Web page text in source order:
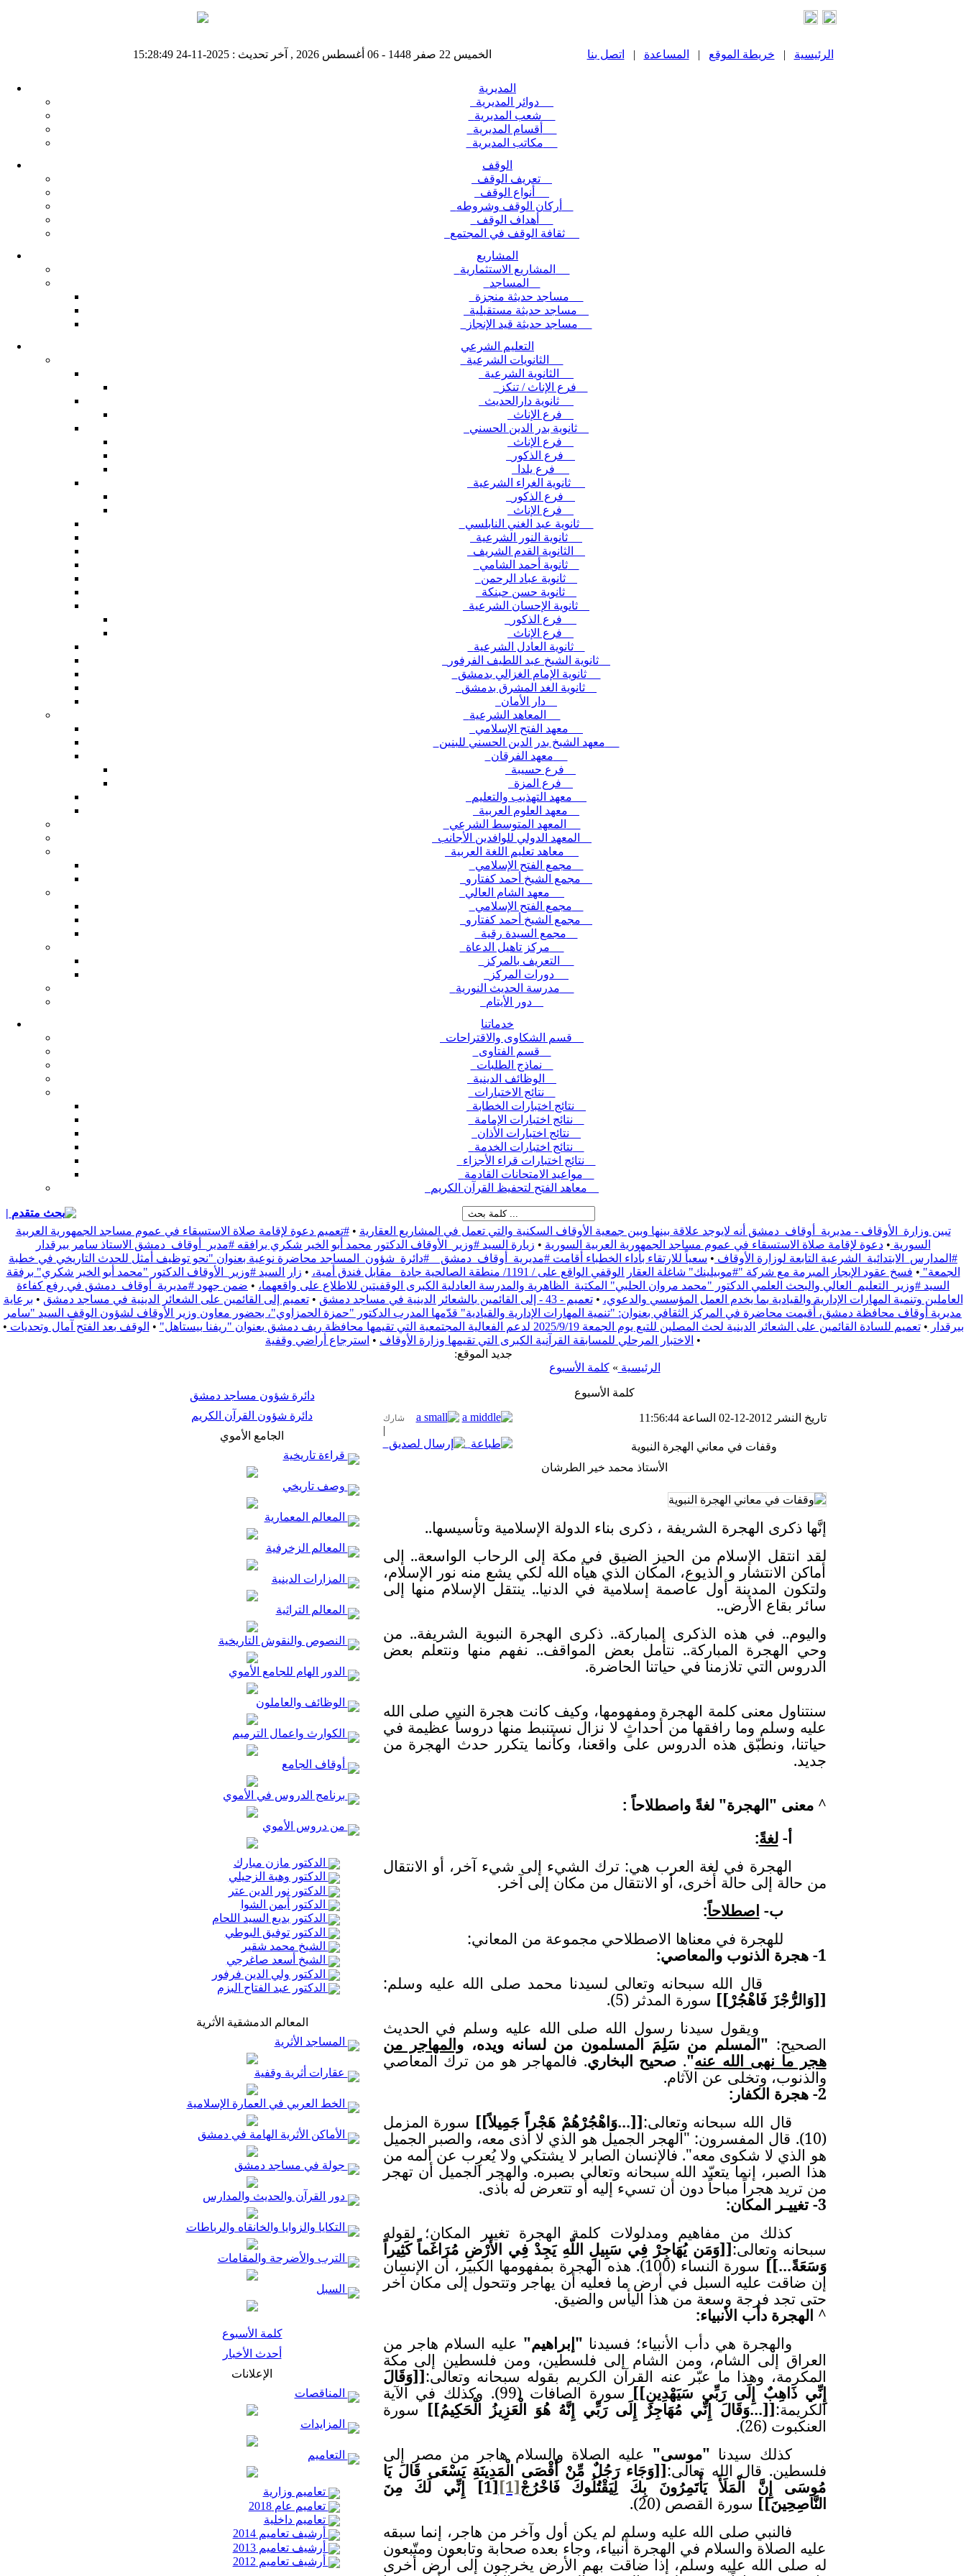
الخميس 22 صفر 1448 - 06 أغسطس 2026 , آخر تحديث : 2025-11-24 15:28:49 الرئيسية | خريطة الموقع | المساعدة | اتصل بنا
المديرية
الوقف
المشاريع
التعليم الشرعي
ثانوية عبد الغني النابلسي
ثانوية أحمد الشامي
ثانوية العادل الشرعية
ثانوية الإمام الغزالي بدمشق
خدماتنا
| بحث متقدم
تبين وزارة_الأوقاف - مديرية_أوقاف_دمشق أنه لايوجد علاقة بينها وبين جمعية الأوقاف السكنية والتي تعمل في المشاريع العقارية • #تعميم دعوة لإقامة صلاة الاستسقاء في عموم مساجد الجمهورية العربية
السورية • دعوة لإقامة صلاة الاستسقاء في عموم مساجد الجمهورية العربية السورية • زيارة السيد #وزير_الأوقاف الدكتور محمد أبو الخير شكري يرافقه #مدير_أوقاف_دمشق الاستاذ سامر بيرقدار
#المدارس_الابتدائية_الشرعية التابعة لوزارة الأوقاف • سعياً للارتقاء بأداء الخطباء أقامت #مديرية_أوقاف_دمشق _ #دائرة_شؤون_المساجد محاضرة نوعية بعنوان "نحو توظيف أمثل للحدث التاريخي في خطبة
الجمعة" • فسخ عقود الإيجار المبرمة مع شركة "#موبيلينك" شاغلة العقار الوقفي الواقع على / 1191/ منطقة الصالحية جادة_ مقابل فندق أمية، • زار السيد #وزير_الأوقاف الدكتور "محمد أبو الخير شكري" برفقة
السيد #وزير_التعليم_العالي والبحث العلمي الدكتور "محمد مروان الحلبي" المكتبة_الظاهرية والمدرسة العادلية الكبرى الوقفيتين للاطلاع على واقعهما، • ضمن جهود #مديرية_أوقاف_دمشق في رفع كفاءة
العاملين وتنمية المهارات الإدارية والقيادية بما يخدم العمل المؤسسي والدعوي، • تعميم - 43 - إلى القائمين بالشعائر الدينية في مساجد دمشق • تعميم إلى القائمين على الشعائر الدينية في مساجد دمشق • برعاية
مديرية أوقاف محافظة دمشق، أُقيمت محاضرة في المركز الثقافي بعنوان: "تنمية المهارات الإدارية والقيادية" قدّمها المدرب الدكتور "حمزة الحمزاوي"، بحضور معاون وزير الأوقاف لشؤون الوقف السيد "سامر
بيرقدار • تعميم للسادة القائمين على الشعائر الدينية لحث المصلين للتبع يوم الجمعة 2025/9/19 لدعم الفعالية المجتمعية التي تقيمها محافظة ريف دمشق بعنوان "ريفنا بيستاهل" • الوقف بعد الفتح آمال وتحديات •
الاختبار المرحلي للمسابقة القرآنية الكبرى التي تقيمها وزارة الأوقاف • استرجاع أراضي وقفية
•
:جديد الموقع
دائرة شؤون مساجد دمشق
دائرة شؤون القرآن الكريم
الجامع الأموي
قراءة تاريخية
وصف تاريخي
المعالم المعمارية
المعالم الزخرفية
المزارات الدينية
المعالم التراثية
النصوص والنقوش التاريخية
الدور الهام للجامع الأموي
الوظائف والعاملون
الكوارث واعمال الترميم
أوقاف الجامع
برنامج الدروس في الأموي
من دروس الأموي
الدكتور مازن مبارك
الدكتور وهبة الزحيلي
الدكتور نور الدين عتر
الدكتور أيمن الشوا
الدكتور بديع السيد اللحام
الدكتور توفيق البوطي
الشيخ محمد شقير
الشيخ أسعد صاغرجي
الدكتور ولي الدين فرفور
الدكتور عبد الفتاح البزم
المعالم الدمشقية الأثرية
المساجد الأثرية
عقارات أثرية وقفية
الخط العربي في العمارة الإسلامية
الأماكن الأثرية الهامة في دمشق
جولة في مساجد دمشق
دور القرآن والحديث والمدارس
التكايا والزوايا والخانقاه والرباطات
الترب والأضرحة والمقامات
السبل
كلمة الأسبوع
أحدث الأخبار
الإعلانات
المناقصات
المزايدات
التعاميم
تعاميم وزارية
تعاميم عام 2018
تعاميم داخلية
أرشيف تعاميم 2014
أرشيف تعاميم 2013
أرشيف تعاميم 2012
الرئيسية »كلمة الأسبوع
كلمة الأسبوع
تاريخ النشر 2012-12-02 الساعة 11:56:44 شارك
|
وقفات في معاني الهجرة النبوية
الأستاذ محمد خير الطرشان
إنَّها ذكرى الهجرة الشريفة ، ذكرى بناء الدولة الإسلامية وتأسيسها..
لقد انتقل الإسلام من الحيز الضيق في مكة إلى الرحاب الواسعة.. إلى
أماكن الانتشار و الذيوع، المكان الذي هيأه الله لكي يشع منه نور الإسلام،
ولتكون المدينة أول عاصمة إسلامية في الدنيا.. ينتقل الإسلام منها إلى
سائر بقاع الأرض..
واليوم.. في هذه الذكرى المباركة.. ذكرى الهجرة النبوية الشريفة.. من
وحي الهجرة المباركة.. نتأمل بعض المواقف.. نفهم منها ونتعلم بعض
الدروس التي تلازمنا في حياتنا الحاضرة.
سنتناول معنى كلمة الهجرة ومفهومها، وكيف كانت هجرة النبي صلى الله
عليه وسلم وما رافقها من أحداثٍ لا نزال نستنبط منها دروساً عظيمة في
حياتنا، ونطبّق هذه الدروس على واقعنا، وكأنما يتكرر حدث الهجرة من
جديد.
^ معنى "الهجرة" لغةً واصطلاحاً :
أ-لغةً:
الهجرة في لغة العرب هي: ترك الشيء إلى شيء آخر، أو الانتقال
من حالة إلى حالة أخرى، أو الانتقال من مكان إلى آخر.
ب- اصطلاحاً:
للهجرة في معناها الاصطلاحي مجموعة من المعاني:
1- هجرة الذنوب والمعاصي:
قال الله سبحانه وتعالى لسيدنا محمد صلى الله عليه وسلم:
[
]وَالرُّجْزَ فَاهْجُرْ[
] سورة المدثر (5).
ويقول سيدنا رسول الله صلى الله عليه وسلم في الحديث
الصحيح: "المسلم من سَلِمَ المسلمون من لسانه ويده،والمهاجر من
هجر ما نهى الله عنه"
. صحيح البخاري. فالمهاجر هو من ترك المعاصي
والذنوب، وتخلى عن الآثام.
2- هجرة الكفار:
قال الله سبحانه وتعالى:[
]...وَاهْجُرْهُمْ هَجْراً جَمِيلاً[
] سورة المزمل
(10). قال المفسرون: "الهجر الجميل هو الذي لا أذى معه، والصبر الجميل
هو الذي لا شكوى معه". فالإنسان الصابر لا يشتكي ولا يُعرِب عن ألمه من
هذا الصبر، إنما يتعبّد الله سبحانه وتعالى بصبره. والهجر الجميل أن تهجر
من تريد هجراً مباحاً دون أن تسيء إليه أو تتعرض له بأذى.
3- تغييـر المكان:
كذلك من مفاهيم ومدلولات كلمة الهجرة تغيير المكان؛ لقوله
سبحانه وتعالى:[
]وَمَن يُهَاجِرْ فِي سَبِيلِ اللّهِ يَجِدْ فِي الأَرْضِ مُرَاغَماً كَثِيراً
وَسَعَةً...[
] سورة النساء (100). هذه الهجرة بمفهومها الكبير، أن الإنسان
إن ضاقت عليه السبل في أرض ما فعليه أن يهاجر وتتحول إلى مكان آخر
حتى تجد فرجة وسعة من هذا اليأس والضيق.
^ الهجرة دأب الأنبياء:
والهجرة هي دأب الأنبياء؛ فسيدنا "إبراهيم" عليه السلام هاجر من
العراق إلى الشام، ومن الشام إلى فلسطين، ومن فلسطين إلى مكة
المكرمة، وهذا ما عبّر عنه القرآن الكريم بقوله سبحانه وتعالى:[
]وَقَالَ
إِنِّي ذَاهِبٌ إِلَى رَبِّي سَيَهْدِينِ[
] سورة الصافات (99). وكذلك في الآية
الكريمة:[
]...وَقَالَ إِنِّي مُهَاجِرٌ إِلَى رَبِّي إِنَّهُ هُوَ الْعَزِيزُ الْحَكِيمُ[
] سورة
العنكبوت (26).
كذلك سيدنا "موسى" عليه الصلاة والسلام هاجر من مصر إلى
فلسطين. قال الله تعالى:[
]وَجَاء رَجُلٌ مِّنْ أَقْصَى الْمَدِينَةِ يَسْعَى قَالَ يَا
مُوسَى إِنَّ الْمَلَأَ يَأْتَمِرُونَ بِكَ لِيَقْتُلُوكَ فَاخْرُجْ[1]
[1]إِنِّي لَكَ مِنَ
النَّاصِحِينَ[
] سورة القصص (20).
فالنبي صلى الله عليه وسلم لم يكن أول وآخر من هاجر، إنما سبقه
عليه الصلاة والسلام في الهجرة أنبياء، وجاء بعده صحابة وتابعون ومتّبعون
له صلى الله عليه وسلم، إذا ضاقت بهم الأرض يخرجون إلى أرض أخرى